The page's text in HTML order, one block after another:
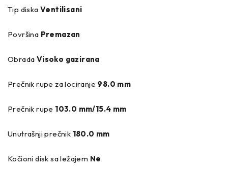
Tip diska Ventilisani
Površina Premazan
Obrada Visoko gazirana
Prečnik rupe za lociranje 98.0 mm
Prečnik rupe 103.0 mm/15.4 mm
Unutrašnji prečnik 180.0 mm
Kočioni disk sa ležajem Ne